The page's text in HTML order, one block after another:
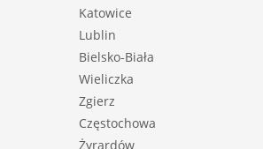
Katowice
Lublin
Bielsko-Biała
Wieliczka
Zgierz
Częstochowa
Żyrardów